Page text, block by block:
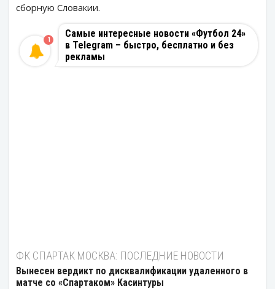
сборную Словакии.
Самые интересные новости «Футбол 24»
в Telegram – быстро, бесплатно и без
рекламы
1
ФК СПАРТАК МОСКВА: ПОСЛЕДНИЕ НОВОСТИ
Вынесен вердикт по дисквалификации удаленного в
матче со «Спартаком» Касинтуры